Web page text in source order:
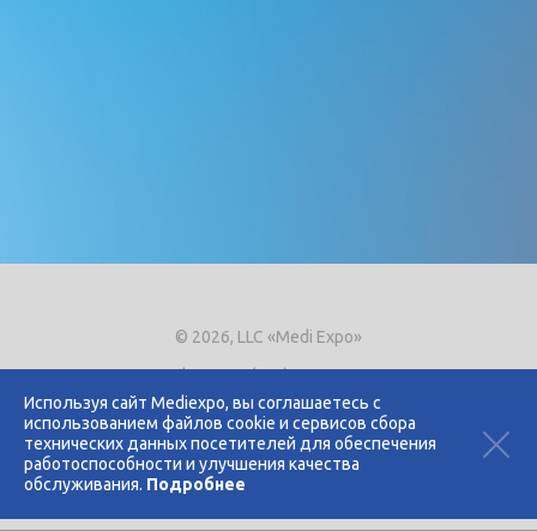
Используя сайт Mediexpo, вы соглашаетесь с
использованием файлов cookie и сервисов сбора
технических данных посетителей для обеспечения
работоспособности и улучшения качества
обслуживания. Подробнее
© 2026, LLC «Medi Expo»
Phone.+7 (495) 721-8866
E-mail:expo@mediexpo.ru
Контакты
Политика использования cookies
Политика конфиденциальности